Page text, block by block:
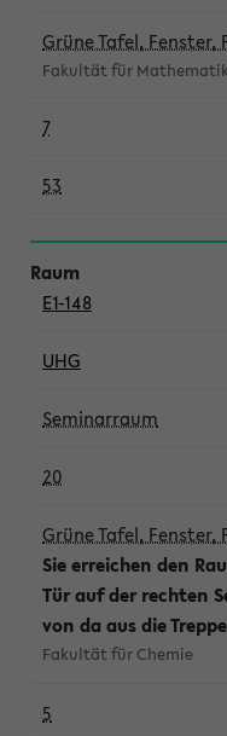
Grüne Tafel, Fenster,
Fakultät für
7
53
E1-148
UHG
Seminarraum
20
Grüne Tafel, Fenster,
Sie erreichen den
Tür auf der rechten
von da aus die
Fakultät für Chemie
5